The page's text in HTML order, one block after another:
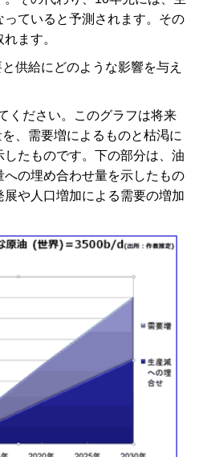
ていると予測されます。その
ます。
供給にどのような影響を与え
ください。このグラフは将来
、需要増によるものと枯渇に
たものです。下の部分は、油
の埋め合わせ量を示したもの
や人口増加による需要の増加